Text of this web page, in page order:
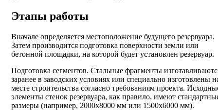
Этапы работы
Вначале определяется местоположение будущего резервуара.
Затем производится подготовка поверхности земли или
бетонной площадки, на которой будет установлен резервуар.
Подготовка сегментов. Стальные фрагменты
заранее в заводских условиях или специально изготовлены
месте строительства согласно требованиям проекта.
элементы стенок резервуара, как правило, имеют
размеры (например, 2000x8000 мм или 1500x6000 мм).